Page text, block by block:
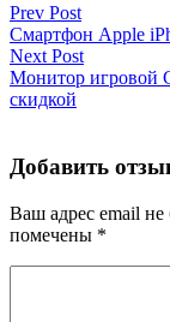
Prev Post
Смартфон Apple
Next Post
Монитор игровой
скидкой
Добавить
Ваш адрес email не
помечены *